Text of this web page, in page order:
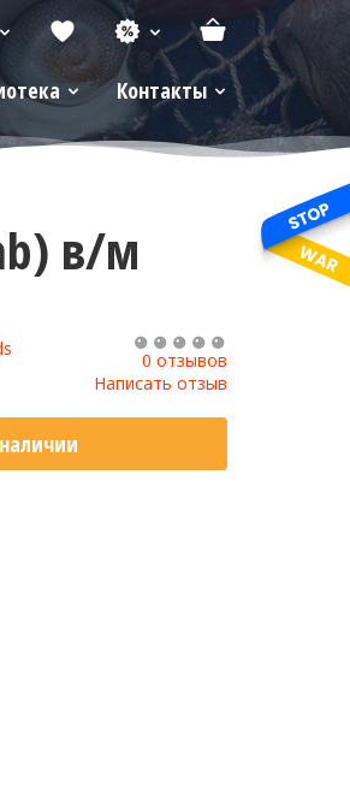
Контакты
в/м
0 отзывов
Написать отзыв